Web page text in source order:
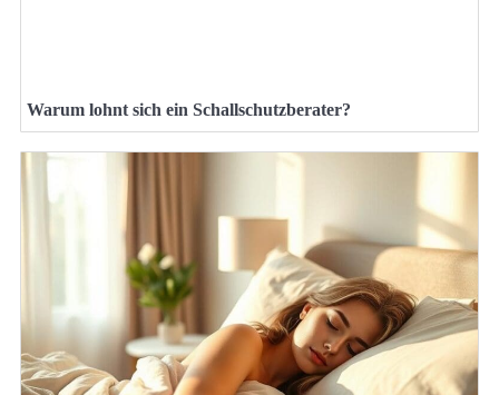
Warum lohnt sich ein Schallschutzberater?